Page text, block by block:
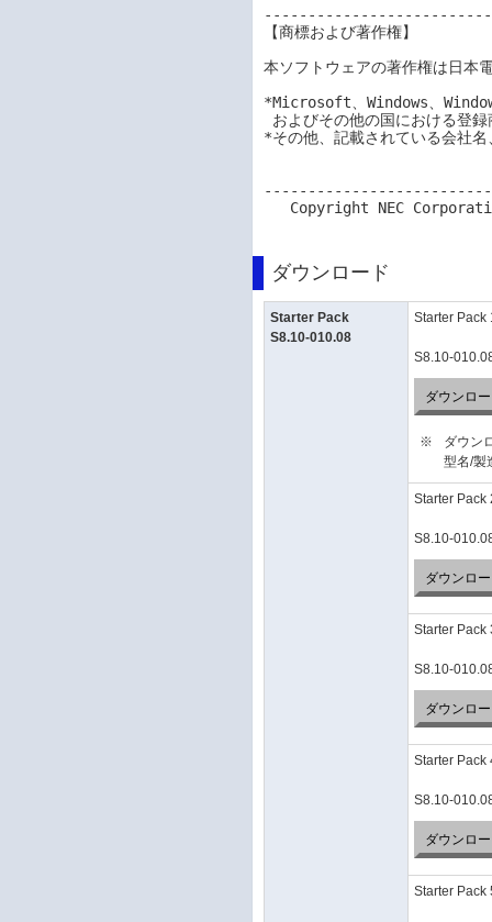
【商標および著作権】
本ソフトウェアの著作権は日本
*Microsoft、Windows、
*その他、記載されている会社
ダウンロード
Starter Pack
S8.10-010.08
Starter Pack
S8.10-
ダウンロ
※
ダウン
型名/製
Starter Pack
S8.10-
ダウンロ
Starter Pack
S8.10-
ダウンロ
Starter Pack
S8.10-
ダウンロ
Starter Pack